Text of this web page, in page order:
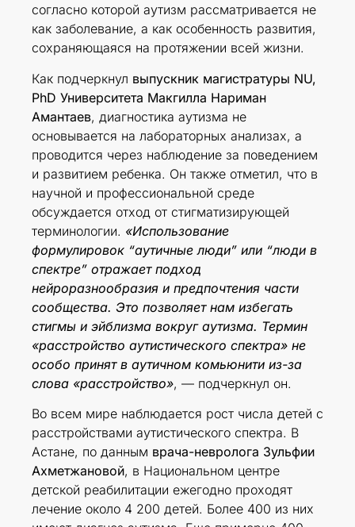
согласно которой аутизм рассматривается не
как заболевание, а как особенность развития,
сохраняющаяся на протяжении всей жизни.
Как подчеркнул выпускник магистратуры NU,
PhD Университета Макгилла Нариман
Амантаев, диагностика аутизма не
основывается на лабораторных анализах, а
проводится через наблюдение за поведением
и развитием ребенка. Он также отметил, что в
научной и профессиональной среде
обсуждается отход от стигматизирующей
терминологии. «Использование
формулировок “аутичные люди” или “люди в
спектре” отражает подход
нейроразнообразия и предпочтения части
сообщества. Это позволяет нам избегать
стигмы и эйблизма вокруг аутизма. Термин
«расстройство аутистического спектра» не
особо принят в аутичном комьюнити из-за
слова «расстройство», — подчеркнул он.
Во всем мире наблюдается рост числа детей с
расстройствами аутистического спектра. В
Астане, по данным врача-невролога Зульфии
Ахметжановой, в Национальном центре
детской реабилитации ежегодно проходят
лечение около 4 200 детей. Более 400 из них